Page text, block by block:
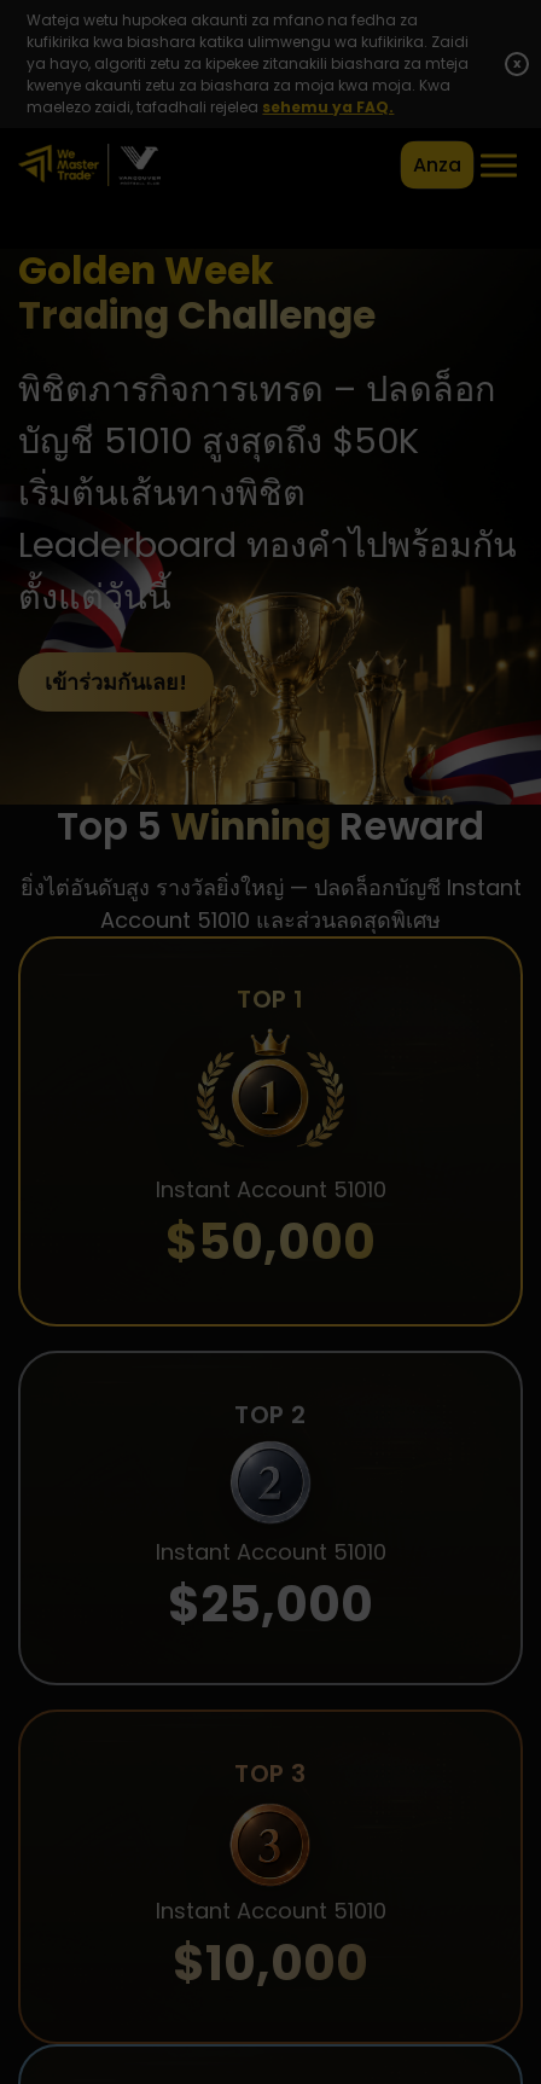
Wateja wetu hupokea akaunti za mfano na fedha za
kufikirika kwa biashara katika ulimwengu wa kufikirika. Zaidi
ya hayo, algoriti zetu za kipekee zitanakili biashara za mteja
kwenye akaunti zetu za biashara za moja kwa moja. Kwa
maelezo zaidi, tafadhali rejelea sehemu ya FAQ.
x
Anza
Golden Week
Trading Challenge
พิชิตภารกิจการเทรด – ปลดล็อก
บัญชี 51010 สูงสุดถึง $50K
เริ่มต้นเส้นทางพิชิต
Leaderboard ทองคำไปพร้อมกัน
ตั้งแต่วันนี้
เข้าร่วมกันเลย!
Top 5 Winning Reward
ยิ่งไต่อันดับสูง รางวัลยิ่งใหญ่ — ปลดล็อกบัญชี Instant
Account 51010 และส่วนลดสุดพิเศษ
TOP 2
Instant Account 51010
$25,000
TOP 1
Instant Account 51010
$50,000
TOP 3
Instant Account 51010
$10,000